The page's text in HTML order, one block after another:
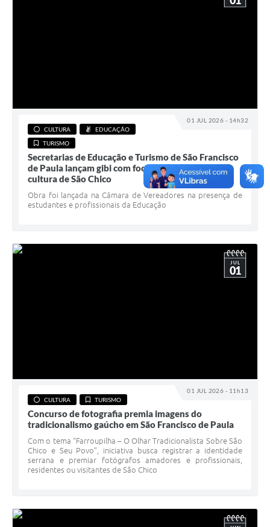
01 JUL 2026 - 14h32
CULTURA
EDUCAÇÃO
TURISMO
Secretarias de Educação e Turismo de São Francisco
de Paula lançam gibi com foco no turismo e na
cultura de São Chico
Obra foi lançada na Câmara de Vereadores na presença de
estudantes e profissionais da Educação
01 JUL 2026 - 11h13
JUL
01
CULTURA TURISMO
Concurso de fotografia premia imagens do
tradicionalismo gaúcho em São Francisco de Paula
Com o tema “Farroupilha – O Olhar Tradicionalista Sobre São
Chico e Seu Povo”, iniciativa busca registrar a identidade
serrana e premiar fotógrafos amadores e profissionais,
residentes ou visitantes de São Chico